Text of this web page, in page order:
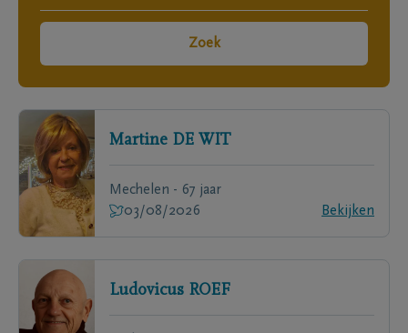
Zoek
Martine DE WIT
Mechelen - 67 jaar
03/08/2026
Bekijken
Ludovicus ROEF